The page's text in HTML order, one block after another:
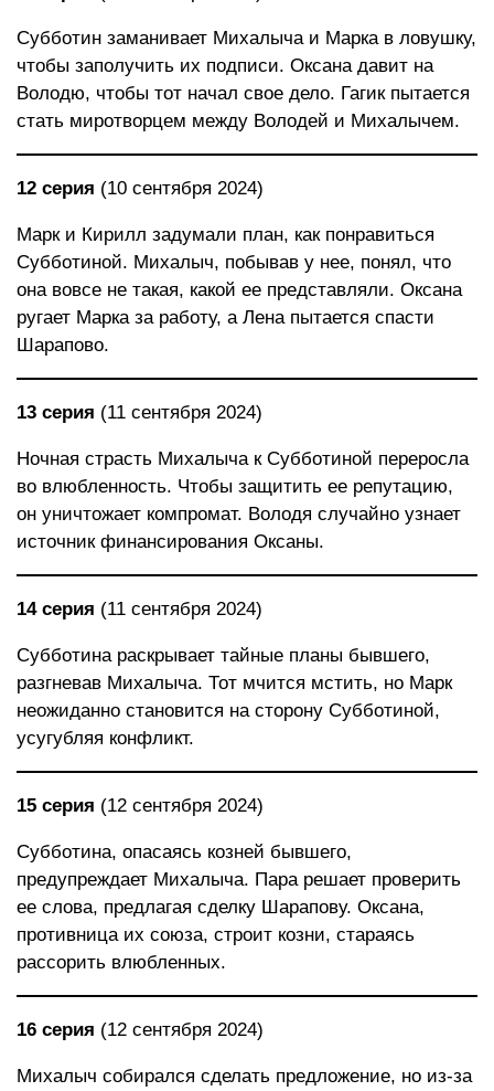
Субботин заманивает Михалыча и Марка в ловушку,
чтобы заполучить их подписи. Оксана давит на
Володю, чтобы тот начал свое дело. Гагик пытается
стать миротворцем между Володей и Михалычем.
12 серия (10 сентября 2024)
Марк и Кирилл задумали план, как понравиться
Субботиной. Михалыч, побывав у нее, понял, что
она вовсе не такая, какой ее представляли. Оксана
ругает Марка за работу, а Лена пытается спасти
Шарапово.
13 серия (11 сентября 2024)
Ночная страсть Михалыча к Субботиной переросла
во влюбленность. Чтобы защитить ее репутацию,
он уничтожает компромат. Володя случайно узнает
источник финансирования Оксаны.
14 серия (11 сентября 2024)
Субботина раскрывает тайные планы бывшего,
разгневав Михалыча. Тот мчится мстить, но Марк
неожиданно становится на сторону Субботиной,
усугубляя конфликт.
15 серия (12 сентября 2024)
Субботина, опасаясь козней бывшего,
предупреждает Михалыча. Пара решает проверить
ее слова, предлагая сделку Шарапову. Оксана,
противница их союза, строит козни, стараясь
рассорить влюбленных.
16 серия (12 сентября 2024)
Михалыч собирался сделать предложение, но из-за